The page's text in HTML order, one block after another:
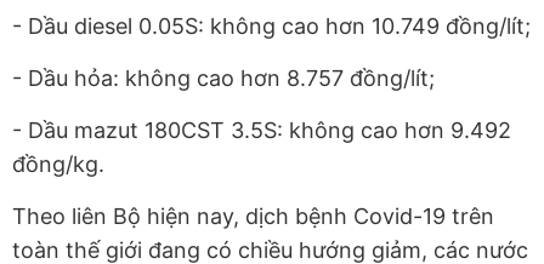
- Dầu diesel 0.05S: không cao hơn 10.749 đồng/lít;
- Dầu hỏa: không cao hơn 8.757 đồng/lít;
- Dầu mazut 180CST 3.5S: không cao hơn 9.492
đồng/kg.
Theo liên Bộ hiện nay, dịch bệnh Covid-19 trên
toàn thế giới đang có chiều hướng giảm, các nước